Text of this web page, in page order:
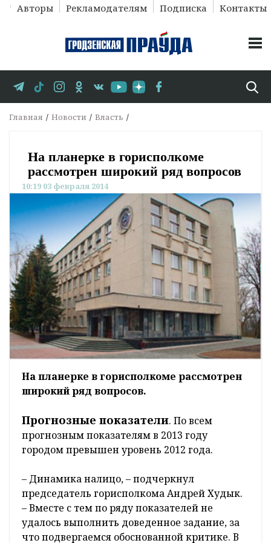
Авторы Рекламодателям Подписка Контакты
Главная Новости Власть
На планерке в горисполкоме
рассмотрен широкий ряд вопросов
10:19 03 февраля 2014
На планерке в горисполкоме рассмотрен
широкий ряд вопросов.
Прогнозные показатели. По всем
прогнозным показателям в 2013 году
городом превышен уровень 2012 года.
– Динамика налицо, – подчеркнул
председатель горисполкома Андрей Худык.
– Вместе с тем по ряду показателей не
удалось выполнить доведенное задание, за
что подвергаемся обоснованной критике. В